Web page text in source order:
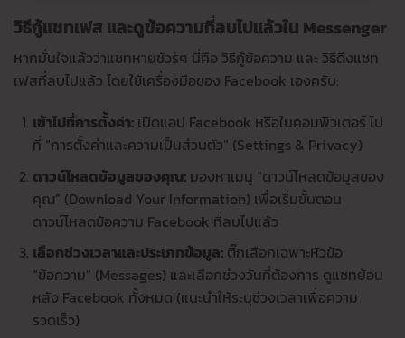
วิธีกู้แชทเฟส และดูข้อความที่ลบไปแล้วใน Messenger
หากมั่นใจแล้วว่าแชทหายชัวร์ๆ นี่คือ วิธีกู้ข้อความ และ วิธีดึงแชท
เฟสที่ลบไปแล้ว โดยใช้เครื่องมือของ Facebook เองครับ:
เข้าไปที่การตั้งค่า:เปิดแอป Facebook หรือในคอมพิวเตอร์ ไป
ที่ “การตั้งค่าและความเป็นส่วนตัว” (Settings & Privacy)
ดาวน์โหลดข้อมูลของคุณ:มองหาเมนู “ดาวน์โหลดข้อมูลของ
คุณ” (Download Your Information) เพื่อเริ่มขั้นตอน
ดาวน์โหลดข้อความ Facebook ที่ลบไปแล้ว
เลือกช่วงเวลาและประเภทข้อมูล:ติ๊กเลือกเฉพาะหัวข้อ
“ข้อความ” (Messages) และเลือกช่วงวันที่ต้องการ ดูแชทย้อน
หลัง Facebook ทั้งหมด (แนะนำให้ระบุช่วงเวลาเพื่อความ
รวดเร็ว)